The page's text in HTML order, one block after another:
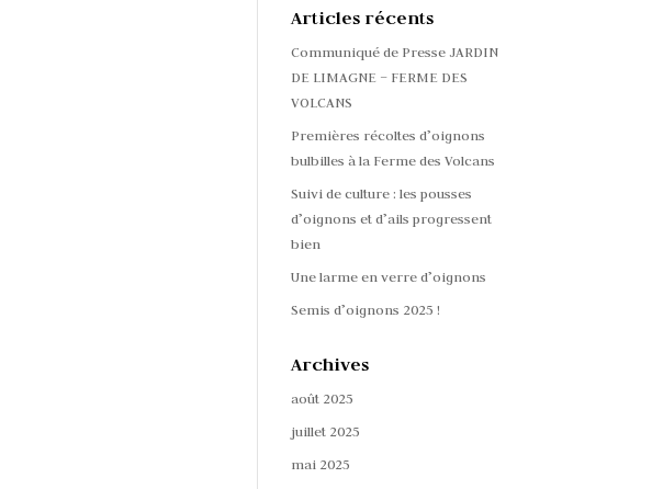
Articles récents
Communiqué de Presse JARDIN
DE LIMAGNE – FERME DES
VOLCANS
Premières récoltes d’oignons
bulbilles à la Ferme des Volcans
Suivi de culture : les pousses
d’oignons et d’ails progressent
bien
Une larme en verre d’oignons
Semis d’oignons 2025 !
Archives
août 2025
juillet 2025
mai 2025